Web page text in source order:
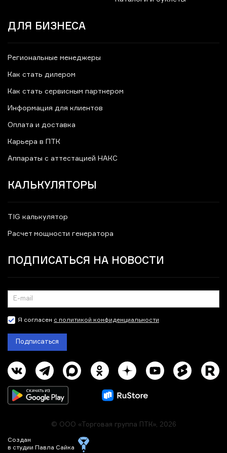
ДЛЯ БИЗНЕСА
Региональные менеджеры
Как стать дилером
Как стать сервисным партнером
Информация для клиентов
Оплата и доставка
Карьера в ПТК
Аппараты с аттестацией НАКС
КАЛЬКУЛЯТОРЫ
TIG калькулятор
Расчет мощности генератора
ПОДПИСАТЬСЯ НА НОВОСТИ
Я согласен с политикой конфиденциальности
Подписаться
Создан
в студии Павла Сайка
© ООО «Торговая группа ПТК», 2026